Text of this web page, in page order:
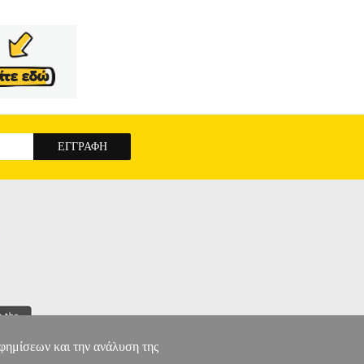
και την ανάλυση της